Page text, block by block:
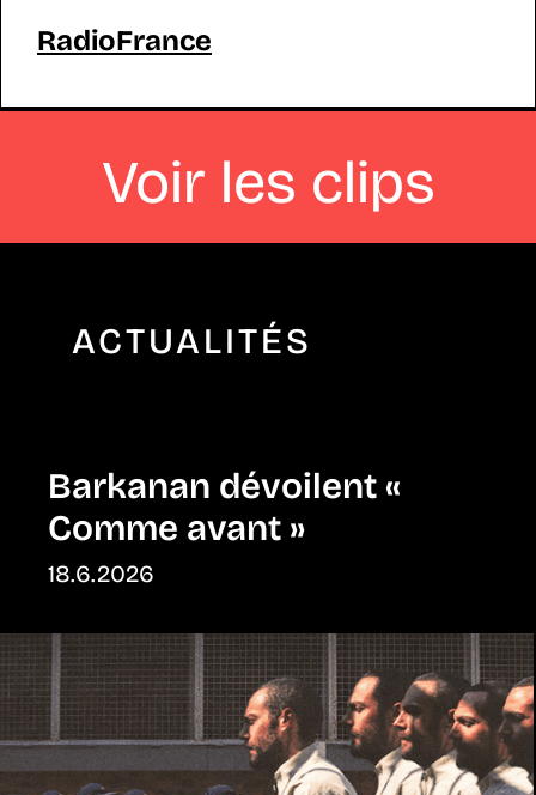
RadioFrance
Voir les clips
ACTUALITÉS
Barkanan dévoilent «
Comme avant »
18.6.2026